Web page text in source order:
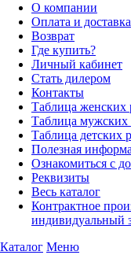
О компании
Оплата и доставка
Возврат
Где купить?
Личный кабинет
Стать дилером
Контакты
Таблица женских
Таблица мужских
Таблица детских
Полезная
Ознакомиться с
Реквизиты
Весь каталог
Контрактное
индивидуальный
Каталог Меню